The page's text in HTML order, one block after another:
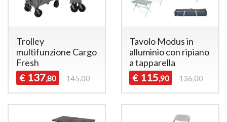
Trolley
multifunzione Cargo
Fresh
€ 137,80 145,00
Tavolo Modus in
alluminio con ripiano
a tapparella
€ 115,90 136,00